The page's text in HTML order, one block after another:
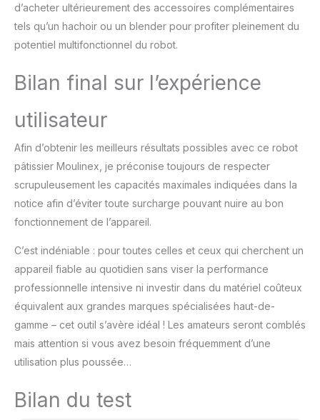
d’acheter ultérieurement des accessoires complémentaires
tels qu’un hachoir ou un blender pour profiter pleinement du
potentiel multifonctionnel du robot.
Bilan final sur l’expérience
utilisateur
Afin d’obtenir les meilleurs résultats possibles avec ce robot
pâtissier Moulinex, je préconise toujours de respecter
scrupuleusement les capacités maximales indiquées dans la
notice afin d’éviter toute surcharge pouvant nuire au bon
fonctionnement de l’appareil.
C’est indéniable : pour toutes celles et ceux qui cherchent un
appareil fiable au quotidien sans viser la performance
professionnelle intensive ni investir dans du matériel coûteux
équivalent aux grandes marques spécialisées haut-de-
gamme – cet outil s’avère idéal ! Les amateurs seront comblés
mais attention si vous avez besoin fréquemment d’une
utilisation plus poussée…
Bilan du test